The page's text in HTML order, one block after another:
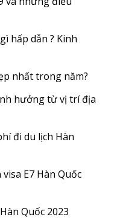
hấp dẫn ? Kinh
nhất trong năm?
hưởng từ vị trí địa
đi du lịch Hàn
E7 Hàn Quốc
Quốc 2023